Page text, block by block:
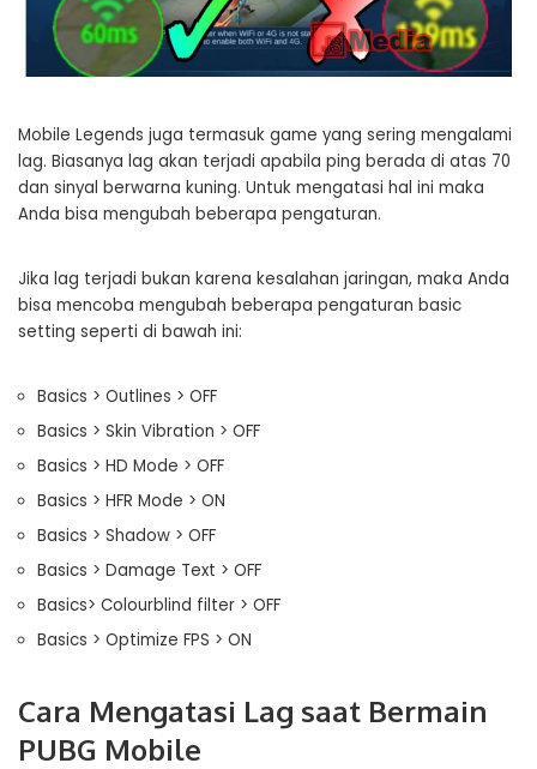
Mobile Legends juga termasuk game yang sering mengalami
lag. Biasanya lag akan terjadi apabila ping berada di atas 70
dan sinyal berwarna kuning. Untuk mengatasi hal ini maka
Anda bisa mengubah beberapa pengaturan.
Jika lag terjadi bukan karena kesalahan jaringan, maka Anda
bisa mencoba mengubah beberapa pengaturan basic
setting seperti di bawah ini:
Basics > Outlines > OFF
Basics > Skin Vibration > OFF
Basics > HD Mode > OFF
Basics > HFR Mode > ON
Basics > Shadow > OFF
Basics > Damage Text > OFF
Basics> Colourblind filter > OFF
Basics > Optimize FPS > ON
Cara Mengatasi Lag saat Bermain
PUBG Mobile